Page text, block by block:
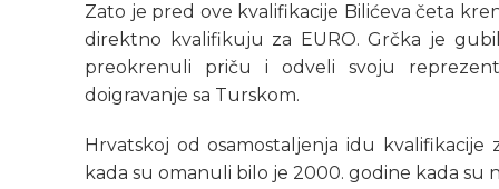
Zato je pred ove kvalifikacije Bilićeva četa
direktno kvalifikuju za EURO. Grčka je
preokrenuli priču i odveli svoju
doigravanje sa Turskom.
Hrvatskoj od osamostaljenja idu
kada su omanuli bilo je 2000. godine kada su